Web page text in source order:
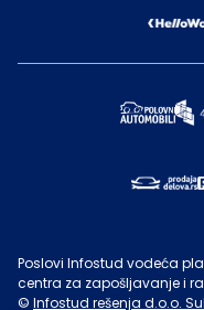
Poslovi Infostud vodeća
centra za zapošljavanje i
© Infostud rešenja d.o.o.